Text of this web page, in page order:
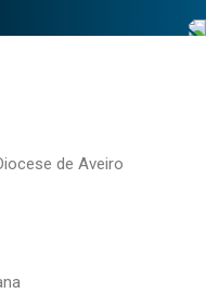
de Aveiro